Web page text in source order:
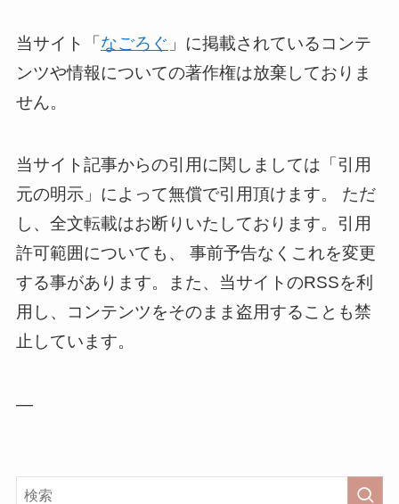
当サイト「なごろぐ 」に掲載されているコンテ
ンツや情報についての著作権は放棄しておりま
せん。
当サイト記事からの引用に関しましては「引用
元の明示」によって無償で引用頂けます。 ただ
し、全文転載はお断りいたしております。引用
許可範囲についても、 事前予告なくこれを変更
する事があります。また、当サイトのRSSを利
用し、コンテンツをそのまま盗用することも禁
止しています。
—